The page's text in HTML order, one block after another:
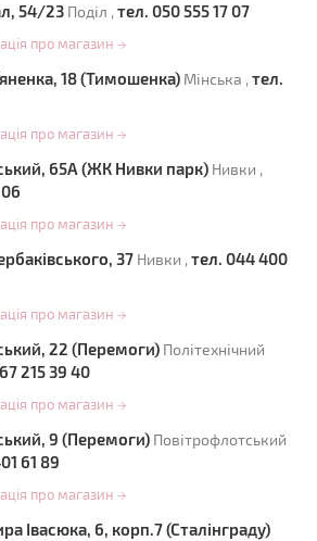
54/23 Поділ , тел. 050 555 17 07
про магазин →
18 (Тимошенка) Мінська , тел.
про магазин →
65А (ЖК Нивки парк) Нивки ,
про магазин →
37 Нивки , тел. 044 400
про магазин →
22 (Перемоги) Політехнічний
215 39 40
про магазин →
9 (Перемоги) Повітрофлотський
61 89
про магазин →
Івасюка, 6, корп.7 (Сталінграду)